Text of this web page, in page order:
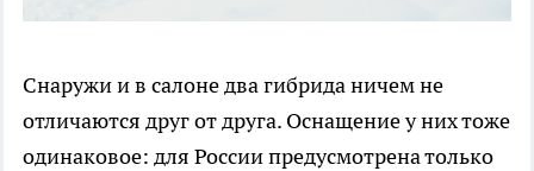
Снаружи и в салоне два гибрида ничем не
отличаются друг от друга. Оснащение у них тоже
одинаковое: для России предусмотрена только